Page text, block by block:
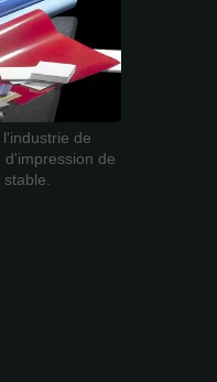
de
d'impression de